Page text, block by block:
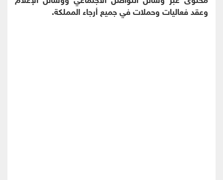
وعقد فعاليات وحملات في جميع أرجاء المملكة.